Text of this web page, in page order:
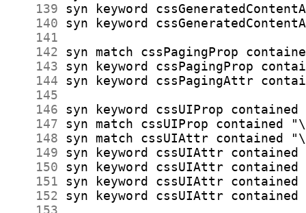
    139
    140
    141
    142
    143
    144
    145
    146
    147
    148
    149
    150
    151
    152
    153